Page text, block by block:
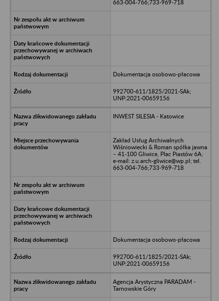
663-004-766;733-969-718
Dokumentacja osobowo-płacowa
992700-611/1825/2021-SAk;
UNP:2021-00659156
INWEST SILESIA - Katowice
Zakład Usług Archiwalnych
Wiśniowiecki & Roman spółka jawna
– 41-100 Gliwice, Plac Piastów 6A;
e-mail: z.u.arch-gliwice@wp.pl; tel.
663-004-766;733-969-718
Dokumentacja osobowo-płacowa
992700-611/1825/2021-SAk;
UNP:2021-00659156
Agencja Arystyczna PARADAM -
Tarnowskie Góry